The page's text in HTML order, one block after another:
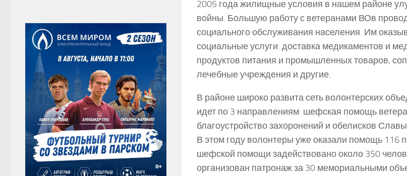
2005 года жилищные условия в нашем районе
войны. Большую работу с ветеранами ВОв
социального обслуживания населения. Им
социальные услуги: доставка медикаментов и
продуктов питания и промышленных товаров,
лечебные учреждения и другие.
В районе широко развита сеть волонтерских
идет по 3 направлениям: шефская помощь
благоустройство захоронений и обелисков
В этом году волонтеры уже оказали помощь
шефской помощи задействовано около 350
организован патронаж за 30 мемориальными